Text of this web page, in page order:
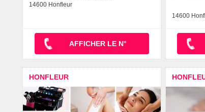
14600 Honfleur
AFFICHER LE N°
14600
HONFLEUR